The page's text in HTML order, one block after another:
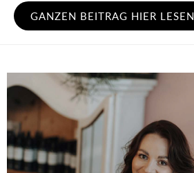
GANZEN BEITRAG HIER LESEN